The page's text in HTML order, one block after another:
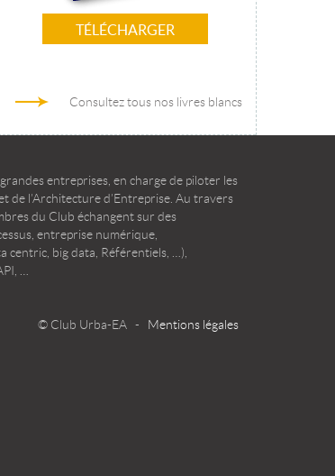
TÉLÉCHARGER
Consultez tous nos livres blancs
entreprises, en charge de piloter les
de l’Architecture d’Entreprise. Au travers
du Club échangent sur des
entreprise numérique,
centric, big data, Référentiels, …),
…
© Club Urba-EA - Mentions légales